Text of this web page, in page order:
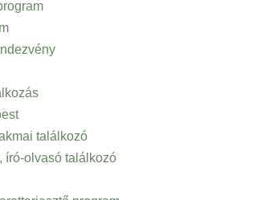
találkozó
író-olvasó találkozó